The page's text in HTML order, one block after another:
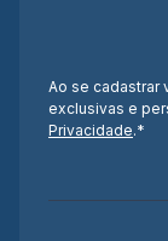
Ao se cadastrar
exclusivas e
Privacidade.*